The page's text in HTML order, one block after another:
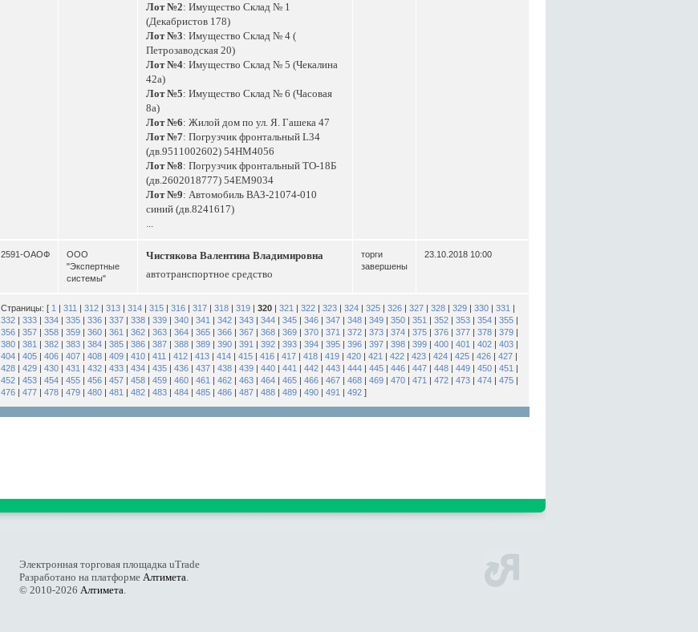
Лот №2: Имущество Склад № 1
(Декабристов 178)
Лот №3: Имущество Склад № 4 (
Петрозаводская 20)
Лот №4: Имущество Склад № 5 (Чекалина
42а)
Лот №5: Имущество Склад № 6 (Часовая
8а)
Лот №6: Жилой дом по ул. Я. Гашека 47
Лот №7: Погрузчик фронтальный L34
(дв.9511002602) 54НМ4056
Лот №8: Погрузчик фронтальный ТО-18Б
(дв.2602018777) 54ЕМ9034
Лот №9: Автомобиль ВАЗ-21074-010
синий (дв.8241617)
...
2591-ОАОФ
ООО
"Экспертные
системы"
Чистякова Валентина Владимировна
автотранспортное средство
торги
завершены
23.10.2018 10:00
Страницы: [ 1 | 311 | 312 | 313 | 314 | 315 | 316 | 317 | 318 | 319 | 320 | 321 | 322 | 323 | 324 | 325 | 326 | 327 | 328 | 329 | 330 | 331 |
332 | 333 | 334 | 335 | 336 | 337 | 338 | 339 | 340 | 341 | 342 | 343 | 344 | 345 | 346 | 347 | 348 | 349 | 350 | 351 | 352 | 353 | 354 | 355 |
356 | 357 | 358 | 359 | 360 | 361 | 362 | 363 | 364 | 365 | 366 | 367 | 368 | 369 | 370 | 371 | 372 | 373 | 374 | 375 | 376 | 377 | 378 | 379 |
380 | 381 | 382 | 383 | 384 | 385 | 386 | 387 | 388 | 389 | 390 | 391 | 392 | 393 | 394 | 395 | 396 | 397 | 398 | 399 | 400 | 401 | 402 | 403 |
404 | 405 | 406 | 407 | 408 | 409 | 410 | 411 | 412 | 413 | 414 | 415 | 416 | 417 | 418 | 419 | 420 | 421 | 422 | 423 | 424 | 425 | 426 | 427 |
428 | 429 | 430 | 431 | 432 | 433 | 434 | 435 | 436 | 437 | 438 | 439 | 440 | 441 | 442 | 443 | 444 | 445 | 446 | 447 | 448 | 449 | 450 | 451 |
452 | 453 | 454 | 455 | 456 | 457 | 458 | 459 | 460 | 461 | 462 | 463 | 464 | 465 | 466 | 467 | 468 | 469 | 470 | 471 | 472 | 473 | 474 | 475 |
476 | 477 | 478 | 479 | 480 | 481 | 482 | 483 | 484 | 485 | 486 | 487 | 488 | 489 | 490 | 491 | 492 ]
Электронная торговая площадка uTrade
Разработано на платформе Алтимета.
© 2010-2026 Алтимета.